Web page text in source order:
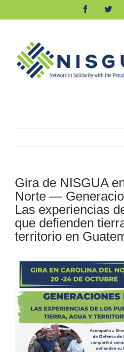
Facebook
Gira de NISGUA
Norte —
Las experiencias
que defienden
territorio en